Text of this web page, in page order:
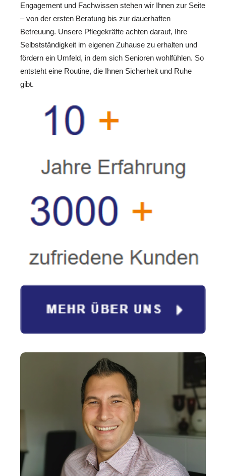
Engagement und Fachwissen stehen wir Ihnen zur Seite
– von der ersten Beratung bis zur dauerhaften
Betreuung. Unsere Pflegekräfte achten darauf, Ihre
Selbstständigkeit im eigenen Zuhause zu erhalten und
fördern ein Umfeld, in dem sich Senioren wohlfühlen. So
entsteht eine Routine, die Ihnen Sicherheit und Ruhe
gibt.